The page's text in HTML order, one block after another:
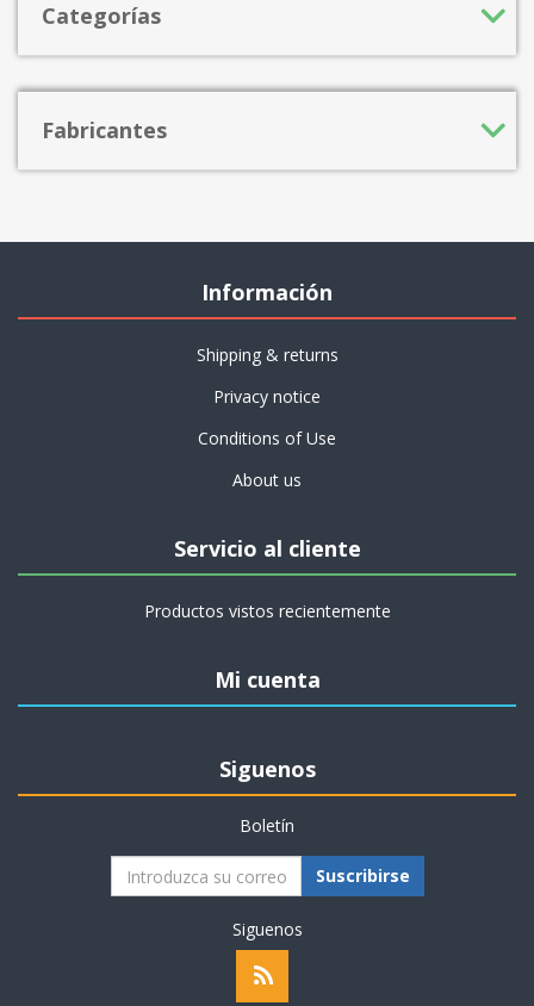
Categorías
Fabricantes
Información
Shipping & returns
Privacy notice
Conditions of Use
About us
Servicio al cliente
Productos vistos recientemente
Mi cuenta
Siguenos
Boletín
Suscribirse
Siguenos